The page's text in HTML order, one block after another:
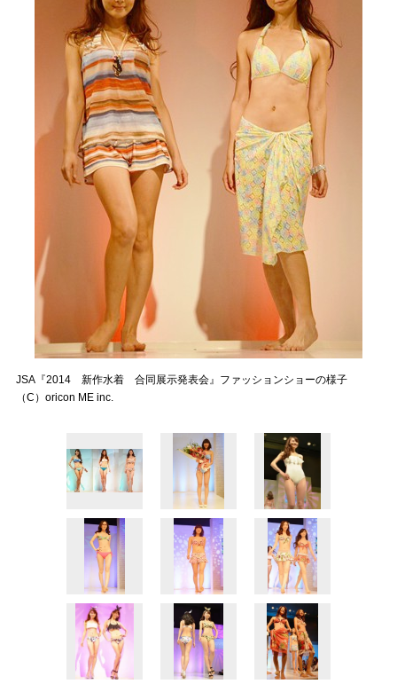
JSA『2014 新作水着 合同展示発表会』ファッションショーの様子
（C）oricon ME inc.